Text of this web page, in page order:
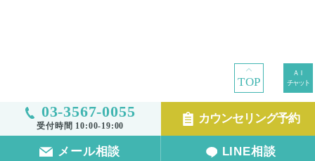
TOP
03-3567-0055
受付時間 10:00-19:00
カウンセリング予約
メール相談 LINE相談